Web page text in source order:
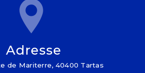
Adresse
de Mariterre, 40400 Tartas